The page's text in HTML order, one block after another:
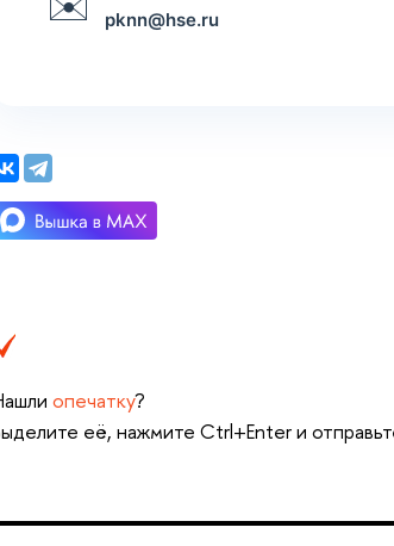
pknn@hse.ru
опечатку?
её, нажмите Ctrl+Enter и